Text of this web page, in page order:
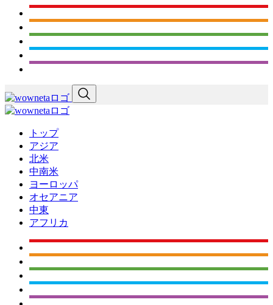
トップ
アジア
北米
中南米
ヨーロッパ
オセアニア
中東
アフリカ